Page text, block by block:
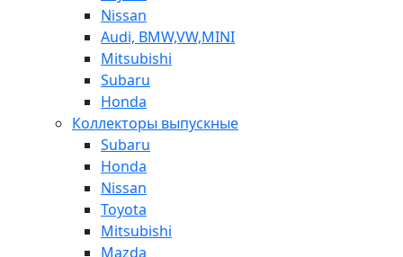
Nissan
Audi, BMW,VW,MINI
Mitsubishi
Subaru
Honda
Коллекторы выпускные
Subaru
Honda
Nissan
Toyota
Mitsubishi
Mazda